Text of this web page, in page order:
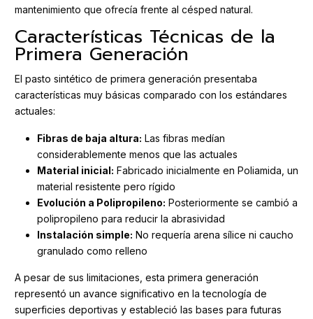
mantenimiento que ofrecía frente al césped natural.
Características Técnicas de la
Primera Generación
El pasto sintético de primera generación presentaba
características muy básicas comparado con los estándares
actuales:
Fibras de baja altura: Las fibras medían
considerablemente menos que las actuales
Material inicial: Fabricado inicialmente en Poliamida, un
material resistente pero rígido
Evolución a Polipropileno: Posteriormente se cambió a
polipropileno para reducir la abrasividad
Instalación simple: No requería arena sílice ni caucho
granulado como relleno
A pesar de sus limitaciones, esta primera generación
representó un avance significativo en la tecnología de
superficies deportivas y estableció las bases para futuras